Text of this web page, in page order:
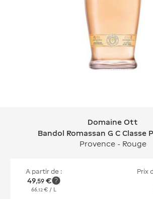
Domaine Ott Bandol
Domaine Ott
Bandol Romassan G C Classe
Provence - Rouge
A partir de :
49,59 €
66,12 € / L
Prix